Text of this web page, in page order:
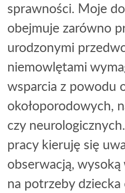
sprawności. Moje
obejmuje zarówno
urodzonymi
niemowlętami
wsparcia z powodu
okołoporodowych,
czy
pracy kieruję się
obserwacją,
na potrzeby dziecka